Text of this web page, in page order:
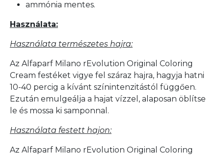
ammónia mentes.
Használata:
Használata természetes hajra:
Az Alfaparf Milano rEvolution Original Coloring
Cream festéket vigye fel száraz hajra, hagyja hatni
10-40 percig a kívánt színintenzitástól függően.
Ezután emulgeálja a hajat vízzel, alaposan öblítse
le és mossa ki samponnal.
Használata festett hajon:
Az Alfaparf Milano rEvolution Original Coloring